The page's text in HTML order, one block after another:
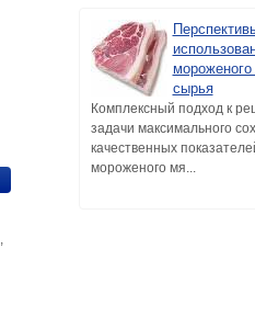
мороженого
сырья
Комплексный подход к
задачи максимального
качественных
мороженого мя...